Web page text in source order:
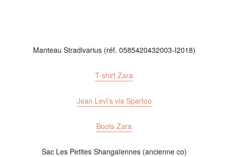
Manteau Stradivarius (réf. 0585420432003-I2018)
T-shirt Zara
Jean Levi’s via Spartoo
Boots Zara
Sac Les Petites Shangaïennes (ancienne co)